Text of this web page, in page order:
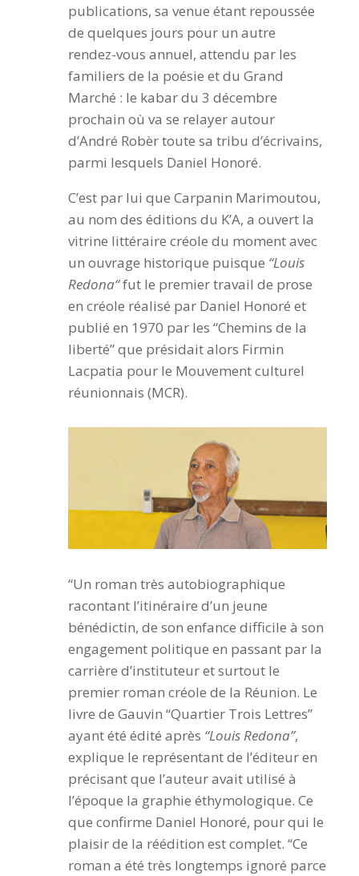
publications, sa venue étant repoussée
de quelques jours pour un autre
rendez-vous annuel, attendu par les
familiers de la poésie et du Grand
Marché : le kabar du 3 décembre
prochain où va se relayer autour
d’André Robèr toute sa tribu d’écrivains,
parmi lesquels Daniel Honoré.
C’est par lui que Carpanin Marimoutou,
au nom des éditions du K’A, a ouvert la
vitrine littéraire créole du moment avec
un ouvrage historique puisque “Louis
Redona“fut le premier travail de prose
en créole réalisé par Daniel Honoré et
publié en 1970 par les “Chemins de la
liberté” que présidait alors Firmin
Lacpatia pour le Mouvement culturel
réunionnais (MCR).
“Un roman très autobiographique
racontant l’itinéraire d’un jeune
bénédictin, de son enfance difficile à son
engagement politique en passant par la
carrière d’instituteur et surtout le
premier roman créole de la Réunion. Le
livre de Gauvin “Quartier Trois Lettres”
ayant été édité après “Louis Redona”,
explique le représentant de l’éditeur en
précisant que l’auteur avait utilisé à
l’époque la graphie éthymologique. Ce
que confirme Daniel Honoré, pour qui le
plaisir de la réédition est complet. “Ce
roman a été très longtemps ignoré parce